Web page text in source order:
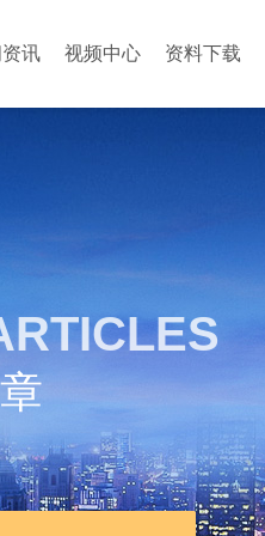
讯 视频中心 资料下载